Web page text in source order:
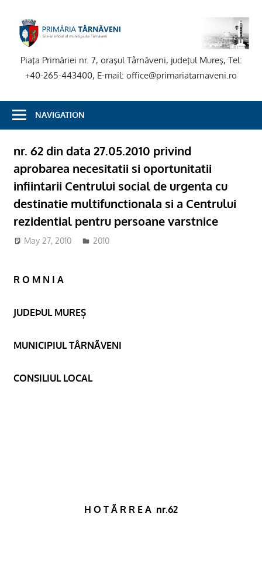
content
Piaţa Primăriei nr. 7, oraşul Târnăveni, judeţul Mureş, Tel:
+40-265-443400, E-mail: office@primariatarnaveni.ro
NAVIGATION
nr. 62 din data 27.05.2010 privind
aprobarea necesitatii si oportunitatii
infiintarii Centrului social de urgenta cu
destinatie multifunctionala si a Centrului
rezidential pentru persoane varstnice
May 27, 2010 2010
R O M N I A
JUDEÞUL MUREȘ
MUNICIPIUL TÂRNÃVENI
CONSILIUL LOCAL
H O T Ã R R E A nr.62